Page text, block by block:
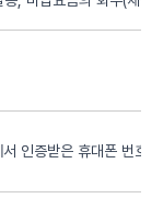
인증받은 휴대폰 번호